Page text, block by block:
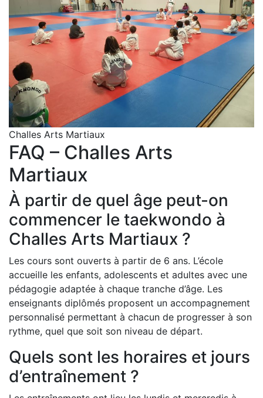
Challes Arts Martiaux
FAQ – Challes Arts
Martiaux
À partir de quel âge peut-on
commencer le taekwondo à
Challes Arts Martiaux ?
Les cours sont ouverts à partir de 6 ans. L’école
accueille les enfants, adolescents et adultes avec une
pédagogie adaptée à chaque tranche d’âge. Les
enseignants diplômés proposent un accompagnement
personnalisé permettant à chacun de progresser à son
rythme, quel que soit son niveau de départ.
Quels sont les horaires et jours
d’entraînement ?